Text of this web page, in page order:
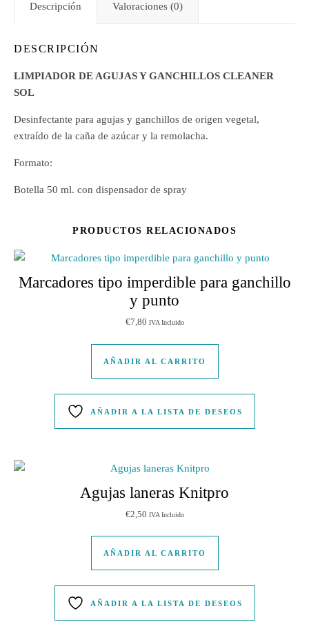
Descripción Valoraciones (0)
DESCRIPCIÓN
LIMPIADOR DE AGUJAS Y GANCHILLOS CLEANER
SOL
Desinfectante para agujas y ganchillos de origen vegetal,
extraído de la caña de azúcar y la remolacha.
Formato:
Botella 50 ml. con dispensador de spray
PRODUCTOS RELACIONADOS
Marcadores tipo imperdible para ganchillo
y punto
€7,80 IVA Incluido
AÑADIR AL CARRITO
AÑADIR A LA LISTA DE DESEOS
Agujas laneras Knitpro
€2,50 IVA Incluido
AÑADIR AL CARRITO
AÑADIR A LA LISTA DE DESEOS